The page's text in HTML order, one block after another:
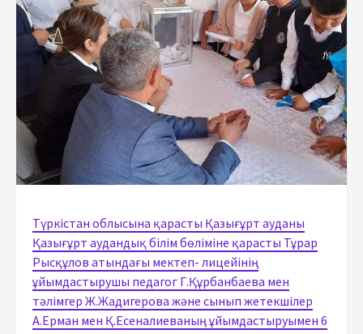
Түркістан облысына қарасты Қазығұрт ауданы
Қазығұрт аудандық білім бөліміне қарасты Тұрар
Рысқұлов атындағы мектеп- лицейінің
ұйымдастырушы педагог Г.Құрбанбаева мен
тәлімгер Ж.Жадигерова және сынып жетекшілер
А.Ерман мен Қ.Есеналиеваның ұйымдастыруымен 6